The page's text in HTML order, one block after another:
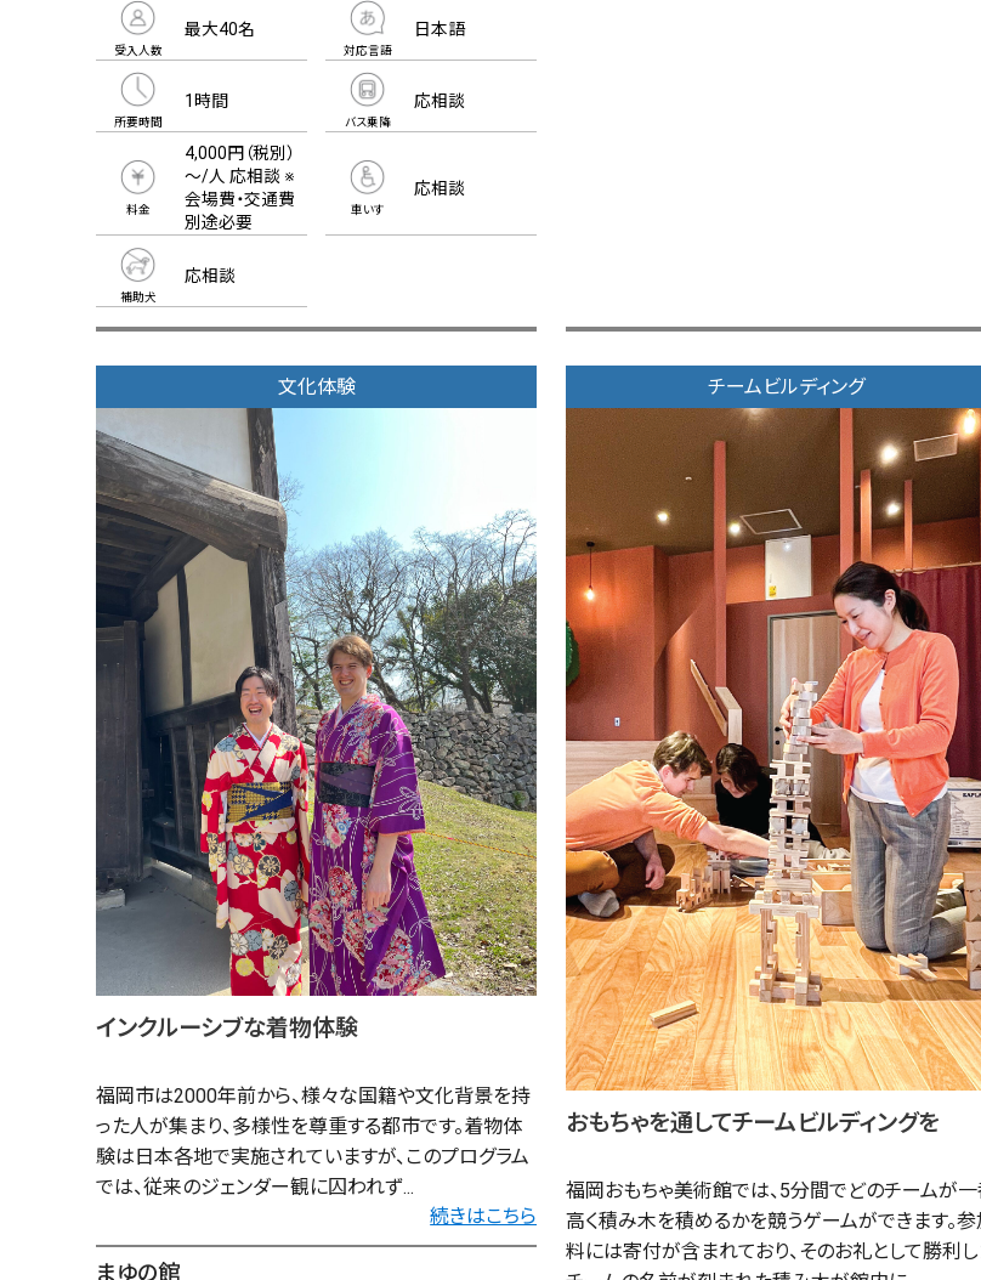
受入人数
最大40名
対応言語
日本語
所要時間
1時間
バス乗降
応相談
料金
4,000円（税別）
～/人 応相談 ※
会場費・交通費
別途必要
車いす
応相談
補助犬
応相談
文化体験
インクルーシブな着物体験
福岡市は2000年前から、様々な国籍や文化背景を持
った人が集まり、多様性を尊重する都市です。着物体
験は日本各地で実施されていますが、このプログラム
では、従来のジェンダー観に囚われず...
続きはこちら
まゆの館
チームビルディング
おもちゃを通してチームビルディングを
福岡おもちゃ美術館では、5分間でどのチームが
高く積み木を積めるかを競うゲームができます。参
料には寄付が含まれており、そのお礼として勝利